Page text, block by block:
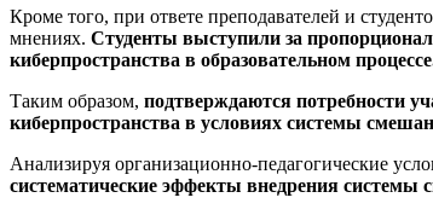
Кроме того, при ответе преподавателей и
мнениях. Студенты выступили за
киберпространства в образовательном
Таким образом, подтверждаются потребности
киберпространства в условиях системы
Анализируя организационно-педагогические
систематические эффекты внедрения системы